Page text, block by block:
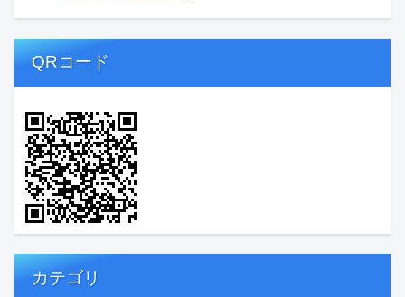
QRコード
カテゴリ